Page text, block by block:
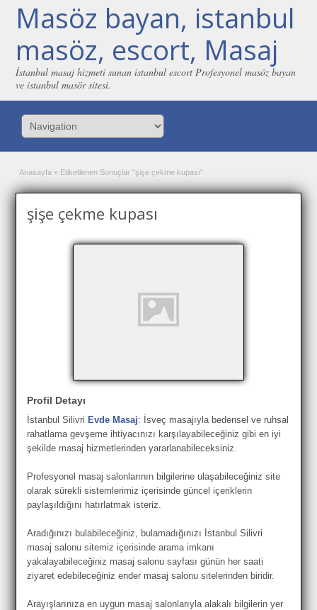
Masöz bayan, istanbul
masöz, escort, Masaj
İstanbul masaj hizmeti sunan istanbul escort Profesyonel masöz bayan
ve istanbul masör sitesi.
Anasayfa » Etiketlenen Sonuçlar "şişe çekme kupası"
şişe çekme kupası
Profil Detayı
İstanbul SilivriEvde Masaj: İsveç masajıyla bedensel ve ruhsal
rahatlama gevşeme ihtiyacınızı karşılayabileceğiniz gibi en iyi
şekilde masaj hizmetlerinden yararlanabileceksiniz.
Profesyonel masaj salonlarının bilgilerine ulaşabileceğiniz site
olarak sürekli sistemlerimiz içerisinde güncel içeriklerin
paylaşıldığını hatırlatmak isteriz.
Aradığınızı bulabileceğiniz, bulamadığınızı İstanbul Silivri
masaj salonu sitemiz içerisinde arama imkanı
yakalayabileceğiniz masaj salonu sayfası günün her saati
ziyaret edebileceğiniz ender masaj salonu sitelerinden biridir.
Arayışlarınıza en uygun masaj salonlarıyla alakalı bilgilerin yer